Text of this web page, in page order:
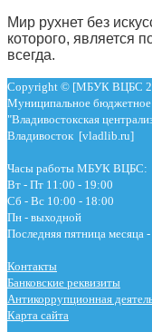
Мир рухнет без
которого, является
всегда.
Copyright © [МБУК ВЦБС
Муниципальное
"Владивостокская
Владивосток [vladlib.ru]
Часы работы МБУК ВЦБС:
Вт - Пт 11:00 - 19:00
Сб - Вс 10:00 - 18:00
Пн - выходной
Последняя пятница месяца
Контакты
Банковские реквизиты
Антикоррупционная
Карта сайта